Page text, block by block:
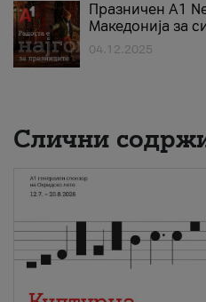
Празничен A1
Македонија за
04.12.2025
Слични